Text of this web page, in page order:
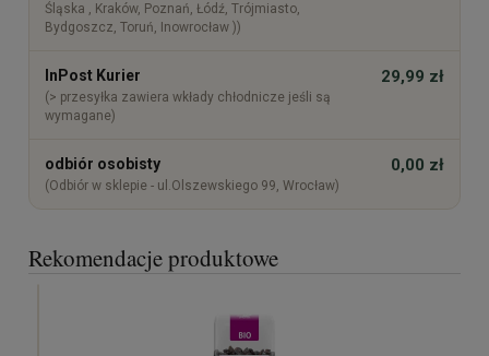
Śląska , Kraków, Poznań, Łódź, Trójmiasto,
Bydgoszcz, Toruń, Inowrocław ))
InPost Kurier
(> przesyłka zawiera wkłady chłodnicze jeśli są
wymagane)
29,99 zł
odbiór osobisty
(Odbiór w sklepie - ul.Olszewskiego 99, Wrocław)
0,00 zł
Rekomendacje produktowe